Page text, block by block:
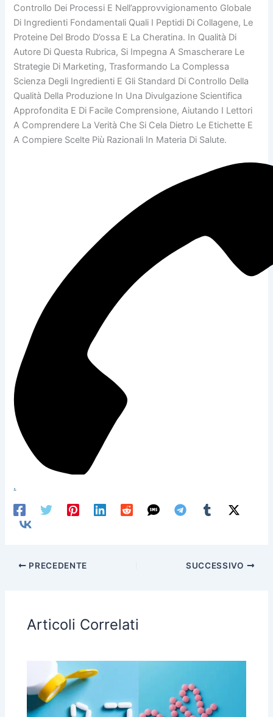
Controllo Dei Processi E Nell’approvvigionamento Globale
Di Ingredienti Fondamentali Quali I Peptidi Di Collagene, Le
Proteine Del Brodo D’ossa E La Cheratina. In Qualità Di
Autore Di Questa Rubrica, Si Impegna A Smascherare Le
Strategie Di Marketing, Trasformando La Complessa
Scienza Degli Ingredienti E Gli Standard Di Controllo Della
Qualità Della Produzione In Una Divulgazione Scientifica
Approfondita E Di Facile Comprensione, Aiutando I Lettori
A Comprendere La Verità Che Si Cela Dietro Le Etichette E
A Compiere Scelte Più Razionali In Materia Di Salute.
.
PRECEDENTE SUCCESSIVO
Articoli Correlati